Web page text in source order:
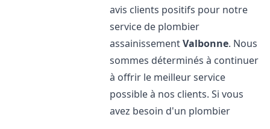
avis clients positifs pour notre
service de plombier
assainissementValbonne. Nous
sommes déterminés à continuer
à offrir le meilleur service
possible à nos clients. Si vous
avez besoin d'un plombier